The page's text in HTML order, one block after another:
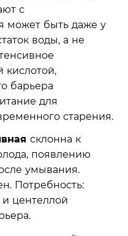
с
может быть даже у
воды, а не
кислотой,
барьера
для
старения.
склонна к
появлению
умывания.
Потребность:
центеллой